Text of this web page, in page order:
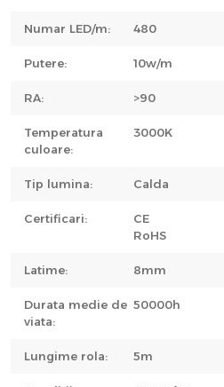
Numar LED/m: 480
Putere: 10w/m
RA: >90
Temperatura
culoare:
3000K
Tip lumina: Calda
Certificari:
CE
RoHS
Latime: 8mm
Durata medie de
viata:
50000h
Lungime rola: 5m